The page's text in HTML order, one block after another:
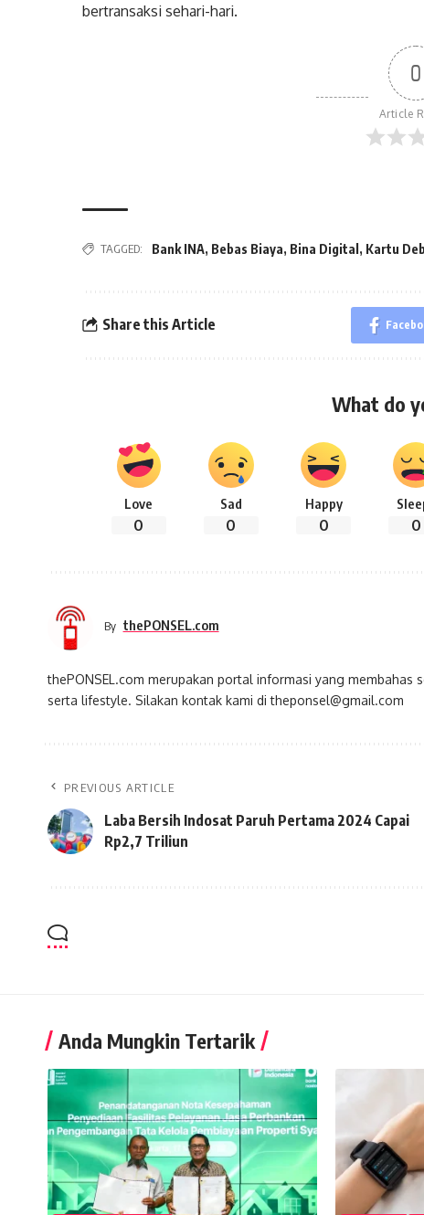
bertransaksi sehari-hari.
0
Article
TAGGED: Bank INA, Bebas Biaya, Bina Digital , Kartu
Share this Article
What do
Love
0
Sad
0
Happy
0 0
By thePONSEL.com
thePONSEL.com merupakan portal informasi yang
serta lifestyle. Silakan kontak kami di theponsel@gmail.com
PREVIOUS ARTICLE
Laba Bersih Indosat Paruh Pertama 2024 Capai
Rp2,7 Triliun
Anda Mungkin Tertarik